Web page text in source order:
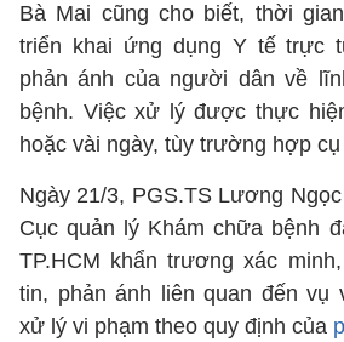
Bà Mai cũng cho biết, thời
triển khai ứng dụng Y tế trực
phản ánh của người dân về
bệnh. Việc xử lý được thực
hoặc vài ngày, tùy trường hợp cụ
Ngày 21/3, PGS.TS Lương
Cục quản lý Khám chữa bệnh
TP.HCM khẩn trương xác
tin, phản ánh liên quan đến vụ
xử lý vi phạm theo quy định của